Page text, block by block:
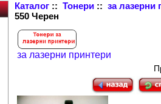
Каталог ::Тонери ::за лазерни
550 Черен
за лазерни принтери